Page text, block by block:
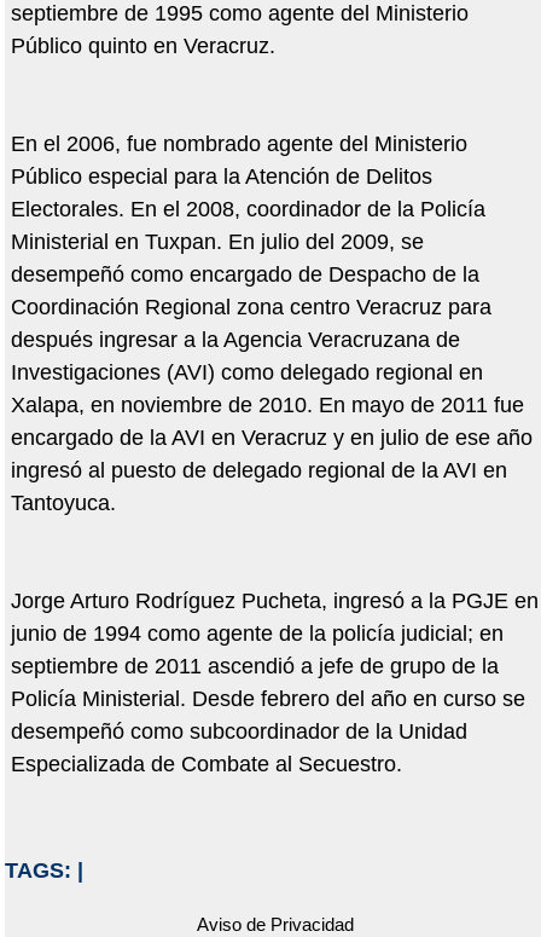
septiembre de 1995 como agente del Ministerio
Público quinto en Veracruz.
En el 2006, fue nombrado agente del Ministerio
Público especial para la Atención de Delitos
Electorales. En el 2008, coordinador de la Policía
Ministerial en Tuxpan. En julio del 2009, se
desempeñó como encargado de Despacho de la
Coordinación Regional zona centro Veracruz para
después ingresar a la Agencia Veracruzana de
Investigaciones (AVI) como delegado regional en
Xalapa, en noviembre de 2010. En mayo de 2011 fue
encargado de la AVI en Veracruz y en julio de ese año
ingresó al puesto de delegado regional de la AVI en
Tantoyuca.
Jorge Arturo Rodríguez Pucheta, ingresó a la PGJE en
junio de 1994 como agente de la policía judicial; en
septiembre de 2011 ascendió a jefe de grupo de la
Policía Ministerial. Desde febrero del año en curso se
desempeñó como subcoordinador de la Unidad
Especializada de Combate al Secuestro.
TAGS:
Aviso de Privacidad